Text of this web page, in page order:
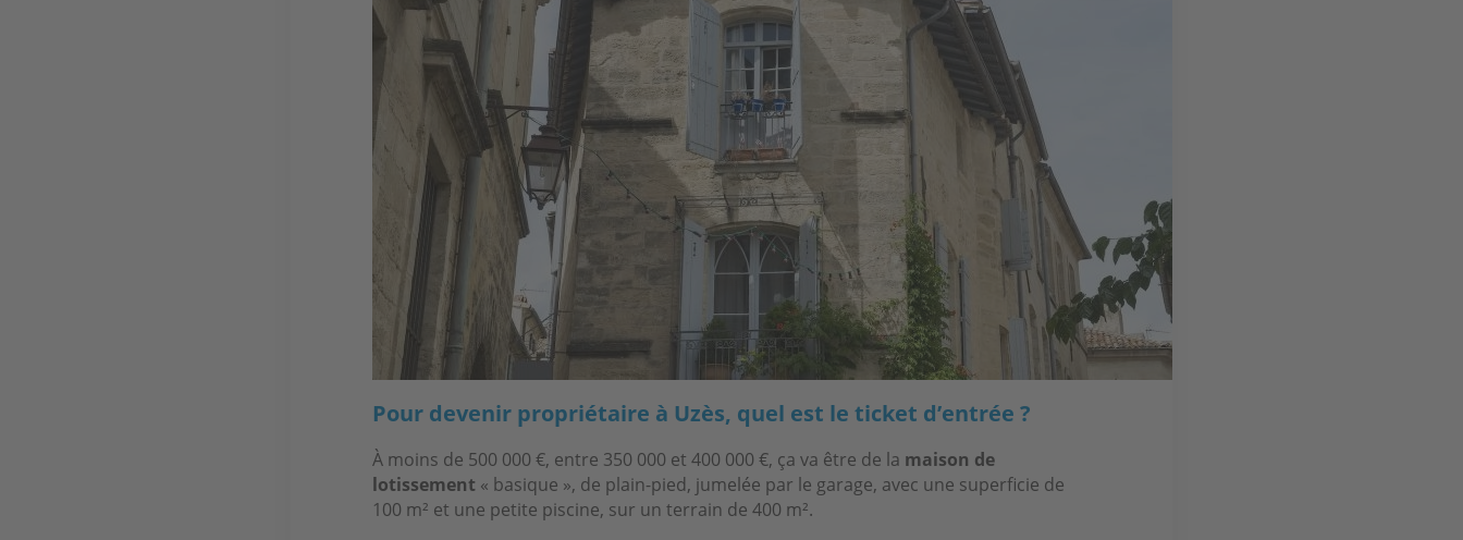
Pour devenir propriétaire à Uzès, quel est le ticket d’entrée ?
À moins de 500 000 €, entre 350 000 et 400 000 €, ça va être de la maison de
lotissement « basique », de plain-pied, jumelée par le garage, avec une superficie de
100 m² et une petite piscine, sur un terrain de 400 m².